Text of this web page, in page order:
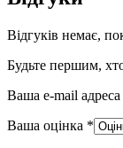
Відгуків немає,
Будьте першим,
Ваша e-mail
Ваша оцінка *